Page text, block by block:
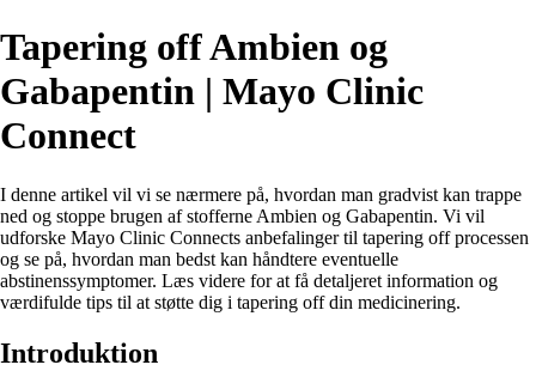
Tapering off Ambien og
Gabapentin | Mayo Clinic
Connect
I denne artikel vil vi se nærmere på, hvordan man gradvist kan trappe
ned og stoppe brugen af stofferne Ambien og Gabapentin. Vi vil
udforske Mayo Clinic Connects anbefalinger til tapering off processen
og se på, hvordan man bedst kan håndtere eventuelle
abstinenssymptomer. Læs videre for at få detaljeret information og
værdifulde tips til at støtte dig i tapering off din medicinering.
Introduktion